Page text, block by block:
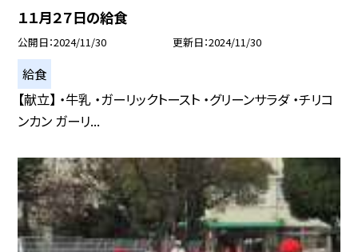
１１月２７日の給食
公開日 2024/11/30 更新日 2024/11/30
給食
【献立】 ・牛乳 ・ガーリックトースト ・グリーンサラダ ・チリコ
ンカン ガーリ...